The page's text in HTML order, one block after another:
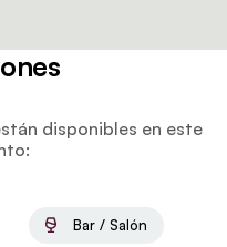
disponibles en este
Bar / Salón